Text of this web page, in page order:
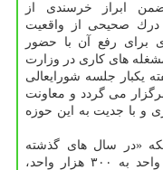
ابراز خرسندی از
درك صحیحی از واقعیت
برای رفع آن با حضور
های كاری در وزارت
یكبار جلسه شورایعالی
می گردد و معاونت
و با جدیت به این حوزه
«در سال های گذشته
كاهش تولید مسكن از سالی ۸۰۰ هزار واحد به ۳۰۰ هزار واحد،